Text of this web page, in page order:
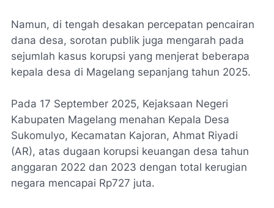
Namun, di tengah desakan percepatan pencairan
dana desa, sorotan publik juga mengarah pada
sejumlah kasus korupsi yang menjerat beberapa
kepala desa di Magelang sepanjang tahun 2025.
Pada 17 September 2025, Kejaksaan Negeri
Kabupaten Magelang menahan Kepala Desa
Sukomulyo, Kecamatan Kajoran, Ahmat Riyadi
(AR), atas dugaan korupsi keuangan desa tahun
anggaran 2022 dan 2023 dengan total kerugian
negara mencapai Rp727 juta.